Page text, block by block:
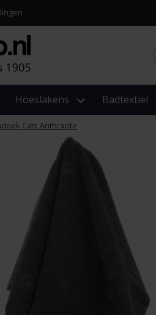
Hoeslakens Badtextiel
Cats Anthracite